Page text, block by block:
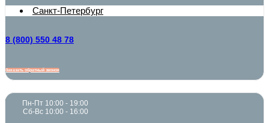
Санкт-Петербург
8 (800) 550 48 78
Заказать обратный звонок
Пн-Пт 10:00 - 19:00
Сб-Вс 10:00 - 16:00